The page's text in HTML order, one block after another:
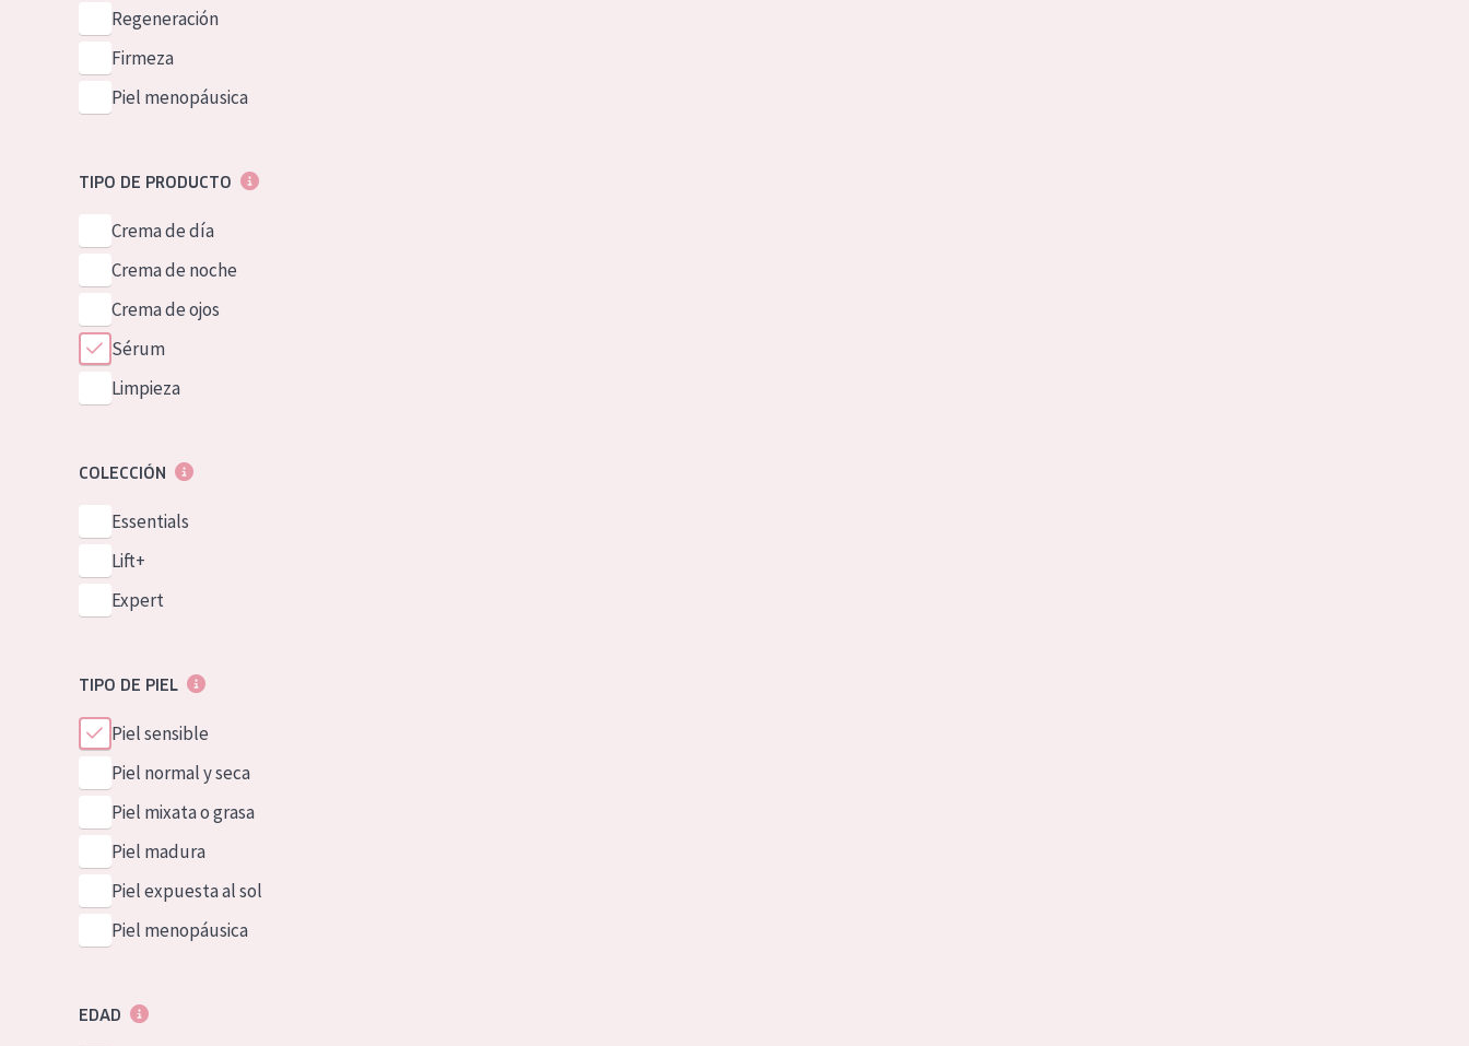
German
Spanish
Greek
Regeneración
Firmeza
Piel menopáusica
TIPO DE PRODUCTO
Crema de día
Crema de noche
Crema de ojos
Sérum
Limpieza
COLECCIÓN
Essentials
Lift+
Expert
TIPO DE PIEL
Piel sensible
Piel normal y seca
Piel mixata o grasa
Piel madura
Piel expuesta al sol
Piel menopáusica
EDAD